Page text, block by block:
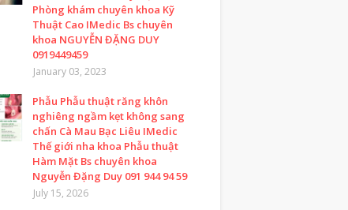
Phòng khám chuyên khoa Kỹ
Thuật Cao IMedic Bs chuyên
khoa NGUYỄN ĐẶNG DUY
0919449459
January 03, 2023
Phẫu Phẫu thuật răng khôn
nghiêng ngầm kẹt không sang
chấn Cà Mau Bạc Liêu IMedic
Thế giới nha khoa Phẫu thuật
Hàm Mặt Bs chuyên khoa
Nguyễn Đặng Duy 091 944 94 59
July 15, 2026